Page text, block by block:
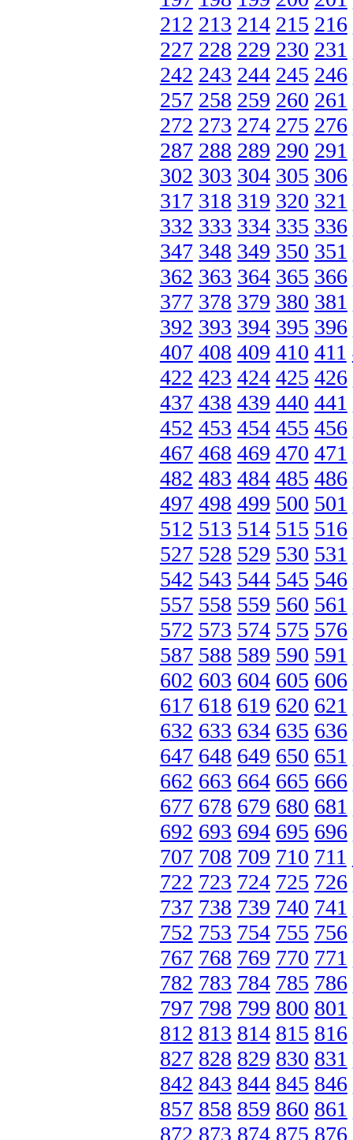
212 213 214 215 216
227 228 229 230 231
242 243 244 245 246
257 258 259 260 261
272 273 274 275 276
287 288 289 290 291
302 303 304 305 306
317 318 319 320 321
332 333 334 335 336
347 348 349 350 351
362 363 364 365 366
377 378 379 380 381
392 393 394 395 396
407 408 409 410 411
422 423 424 425 426
437 438 439 440 441
452 453 454 455 456
467 468 469 470 471
482 483 484 485 486
497 498 499 500 501
512 513 514 515 516
527 528 529 530 531
542 543 544 545 546
557 558 559 560 561
572 573 574 575 576
587 588 589 590 591
602 603 604 605 606
617 618 619 620 621
632 633 634 635 636
647 648 649 650 651
662 663 664 665 666
677 678 679 680 681
692 693 694 695 696
707 708 709 710 711
722 723 724 725 726
737 738 739 740 741
752 753 754 755 756
767 768 769 770 771
782 783 784 785 786
797 798 799 800 801
812 813 814 815 816
827 828 829 830 831
842 843 844 845 846
857 858 859 860 861
872 873 874 875 876